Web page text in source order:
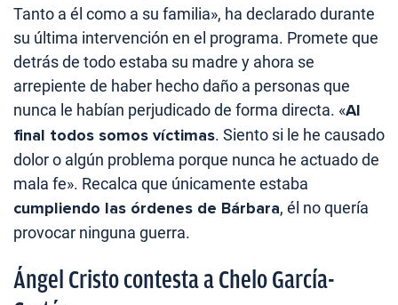
Tanto a él como a su familia», ha declarado durante
su última intervención en el programa. Promete que
detrás de todo estaba su madre y ahora se
arrepiente de haber hecho daño a personas que
nunca le habían perjudicado de forma directa. «Al
final todos somos víctimas. Siento si le he causado
dolor o algún problema porque nunca he actuado de
mala fe». Recalca que únicamente estaba
cumpliendo las órdenes de Bárbara, él no quería
provocar ninguna guerra.
Ángel Cristo contesta a Chelo García-